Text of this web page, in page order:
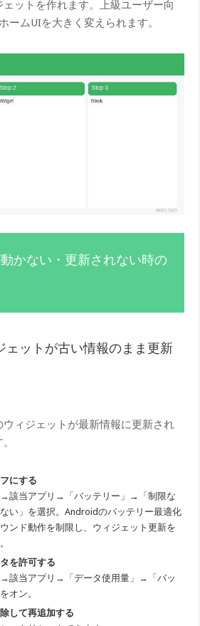
ットを作れます。上級ユーザー向
ームUIを大きく変えられます。
かない・更新されない時の
ェットが古い情報のまま更新
ィジェットが最新情報に更新され
にする
→該当アプリ→「バッテリー」→「制限な
い」を選択。Androidのバッテリー最適化
ンド動作を制限し、ウィジェット更新を
を許可する
→該当アプリ→「データ使用量」→「バッ
オン。
して再追加する